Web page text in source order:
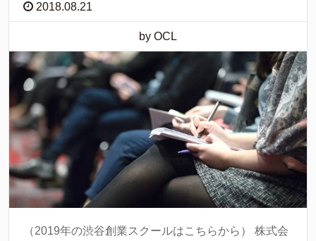
2018.08.21
by OCL
（2019年の渋谷創業スクールはこちらから） 株式会